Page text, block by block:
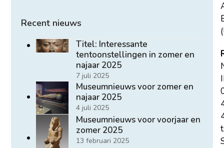
Recent nieuws
Titel: Interessante
tentoonstellingen in zomer en
najaar 2025
7 juli 2025
Museumnieuws voor zomer en
najaar 2025
4 juli 2025
Museumnieuws voor voorjaar en
zomer 2025
13 februari 2025